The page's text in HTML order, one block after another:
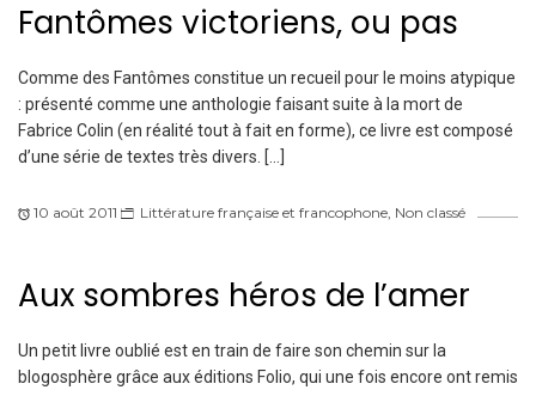
Fantômes victoriens, ou pas
Comme des Fantômes constitue un recueil pour le moins atypique
: présenté comme une anthologie faisant suite à la mort de
Fabrice Colin (en réalité tout à fait en forme), ce livre est composé
d’une série de textes très divers. […]
10 août 2011 Littérature française et francophone Non classé
Aux sombres héros de l’amer
Un petit livre oublié est en train de faire son chemin sur la
blogosphère grâce aux éditions Folio, qui une fois encore ont remis